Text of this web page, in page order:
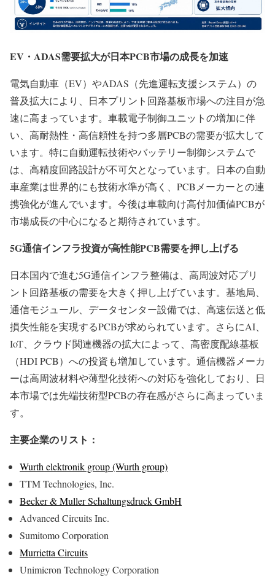
EV・ADAS需要拡大が日本PCB市場の成長を加速
電気自動車（EV）やADAS（先進運転支援システム）の
普及拡大により、日本プリント回路基板市場への注目が急
速に高まっています。車載電子制御ユニットの増加に伴
い、高耐熱性・高信頼性を持つ多層PCBの需要が拡大して
います。特に自動運転技術やバッテリー制御システムで
は、高精度回路設計が不可欠となっています。日本の自動
車産業は世界的にも技術水準が高く、PCBメーカーとの連
携強化が進んでいます。今後は車載向け高付加価値PCBが
市場成長の中心になると期待されています。
5G通信インフラ投資が高性能PCB需要を押し上げる
日本国内で進む5G通信インフラ整備は、高周波対応プリ
ント回路基板の需要を大きく押し上げています。基地局、
通信モジュール、データセンター設備では、高速伝送と低
損失性能を実現するPCBが求められています。さらにAI、
IoT、クラウド関連機器の拡大によって、高密度配線基板
（HDI PCB）への投資も増加しています。通信機器メーカ
ーは高周波材料や薄型化技術への対応を強化しており、日
本市場では先端技術型PCBの存在感がさらに高まっていま
す。
主要企業のリスト：
Wurth elektronik group (Wurth group)
TTM Technologies, Inc.
Becker & Muller Schaltungsdruck GmbH
Advanced Circuits Inc.
Sumitomo Corporation
Murrietta Circuits
Unimicron Technology Corporation